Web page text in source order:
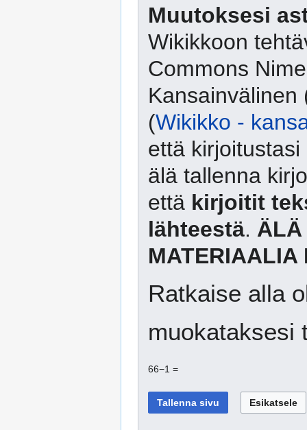
Muutoksesi
Wikikkoon
Commons
Kansainvälinen
(Wikikko -
että
älä tallenna
että kirjoitit
lähteestä. ÄLÄ
MATERIAALIA
Ratkaise alla
muokataksesi
66−1 =